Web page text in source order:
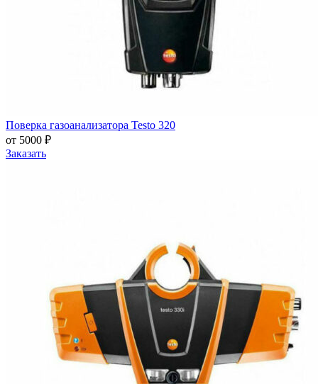
Поверка газоанализатора Testo 320
от 5000 ₽
Заказать